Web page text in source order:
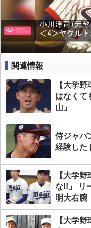
関連情報
【大学
はなくて
山」
侍ジャパ
経験した
【大学
な!!」 リ
明大右腕
【大学